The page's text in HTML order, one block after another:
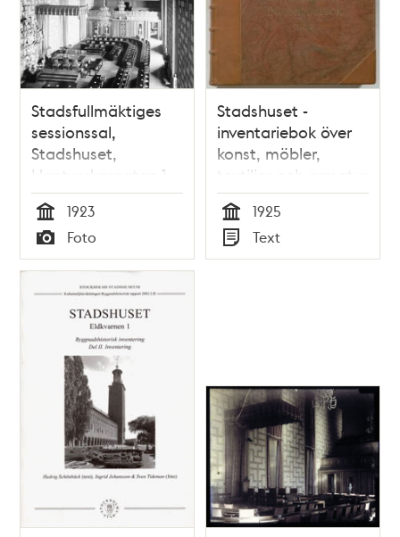
Stadsfullmäktiges
sessionssal,
Stadshuset,
Hantverkargatan 1
Tid
1923
Typ
Foto
Stadshuset -
inventariebok över
konst, möbler,
textilier och armatur
1925
Tid
1925
Typ
Text